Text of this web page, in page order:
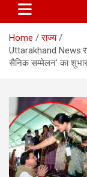
Home
राज्य
Uttarakhand
सैनिक सम्मेलन’ का